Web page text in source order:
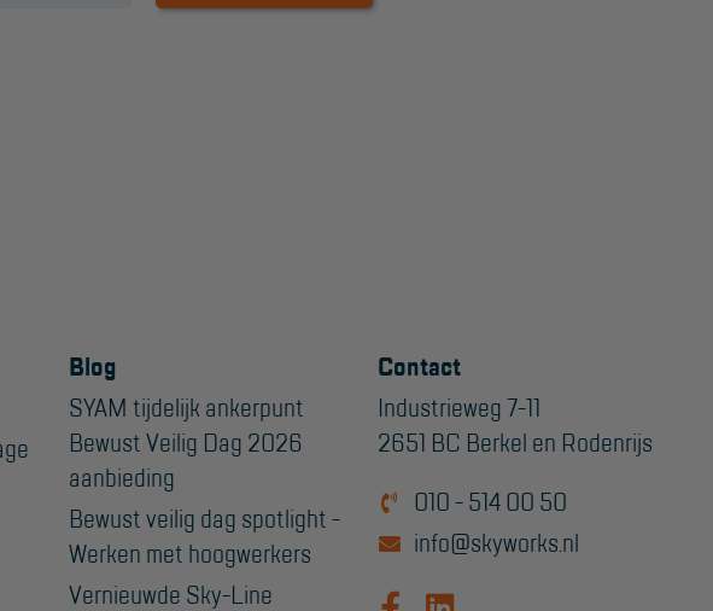
Blog
SYAM tijdelijk ankerpunt
Bewust Veilig Dag 2026
aanbieding
Bewust veilig dag spotlight -
Werken met hoogwerkers
Vernieuwde Sky-Line
Contact
Industrieweg 7-11
2651 BC Berkel en Rodenrijs
010 - 514 00 50
info@skyworks.nl